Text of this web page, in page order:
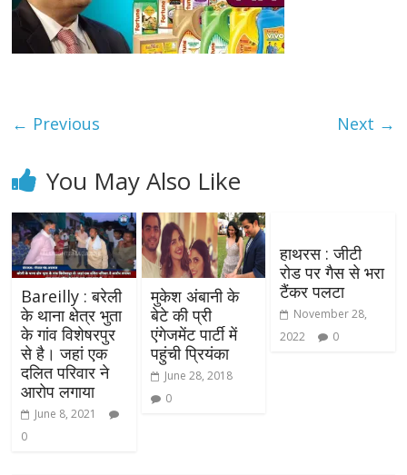
← Previous Next →
You May Also Like
Bareilly : बरेली
के थाना क्षेत्र भुता
के गांव विशेषरपुर
से है। जहां एक
दलित परिवार ने
आरोप लगाया
June 8, 2021
0
मुकेश अंबानी के
बेटे की प्री
एंगेजमेंट पार्टी में
पहुंची प्रियंका
June 28, 2018
0
हाथरस : जीटी
रोड पर गैस से भरा
टैंकर पलटा
November 28,
2022
0